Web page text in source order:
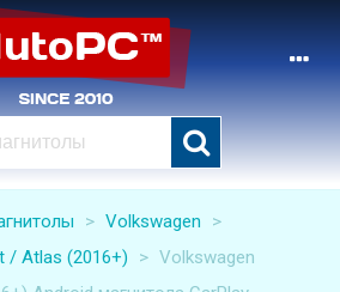
> Volkswagen
>
/ Atlas (2016+)
> Volkswagen